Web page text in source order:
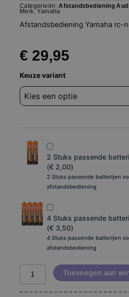
Categorieën: Afstandsbediening
Merk:Yamaha
Afstandsbediening Yamaha rc-
€ 29,95
Keuze variant
2 Stuks passende
(€ 2,00)
2 Stuks passende batterijen
afstandsbediening
4 Stuks passende
(€ 3,50)
4 Stuks passende batterijen
afstandsbediening
Afstandsbediening
Yamaha
rc-
nc1
Toevoegen aan